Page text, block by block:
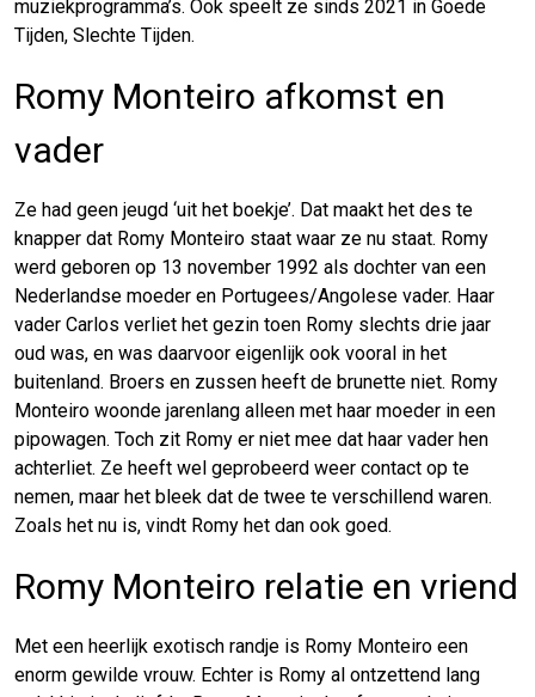
muziekprogramma’s. Ook speelt ze sinds 2021 in Goede
Tijden, Slechte Tijden.
Romy Monteiro afkomst en
vader
Ze had geen jeugd ‘uit het boekje’. Dat maakt het des te
knapper dat Romy Monteiro staat waar ze nu staat. Romy
werd geboren op 13 november 1992 als dochter van een
Nederlandse moeder en Portugees/Angolese vader. Haar
vader Carlos verliet het gezin toen Romy slechts drie jaar
oud was, en was daarvoor eigenlijk ook vooral in het
buitenland. Broers en zussen heeft de brunette niet. Romy
Monteiro woonde jarenlang alleen met haar moeder in een
pipowagen. Toch zit Romy er niet mee dat haar vader hen
achterliet. Ze heeft wel geprobeerd weer contact op te
nemen, maar het bleek dat de twee te verschillend waren.
Zoals het nu is, vindt Romy het dan ook goed.
Romy Monteiro relatie en vriend
Met een heerlijk exotisch randje is Romy Monteiro een
enorm gewilde vrouw. Echter is Romy al ontzettend lang